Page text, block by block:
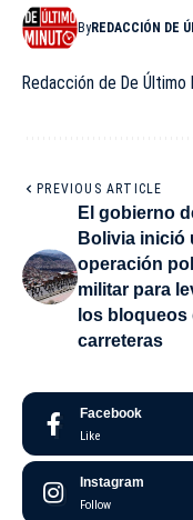
ByREDACCIÓN DE
Redacción de De Último
PREVIOUS ARTICLE
El gobierno
Bolivia inició
operación
militar para
los bloqueos
carreteras
Facebook
Like
Instagram
Follow